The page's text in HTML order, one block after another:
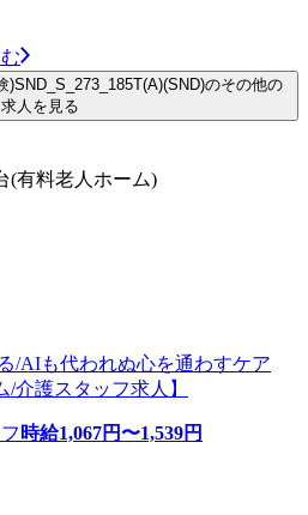
のその他の
求人を見る
(有料老人ホーム)
/AIも代われぬ心を通わすケア
/介護スタッフ求人】
時給1,067円〜1,539円